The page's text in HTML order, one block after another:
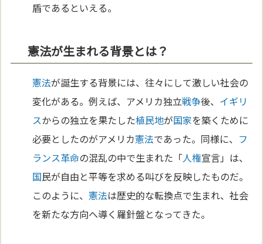
盾であるといえる。
憲法が生まれる背景とは？
憲法が誕生する背景には、往々にして激しい社会の
変化がある。例えば、アメリカ独立戦争後、 イギリ
スからの独立を果たした植民地が国家を築くために
必要としたのがアメリカ憲法であった。同様に、 フ
ランス革命の混乱の中で生まれた「人権宣言」は、
国民が自由と平等を求める叫びを反映したものだ。
このように、憲法は歴史的な転換点で生まれ、社会
を新たな方向へ導く羅針盤となってきた。